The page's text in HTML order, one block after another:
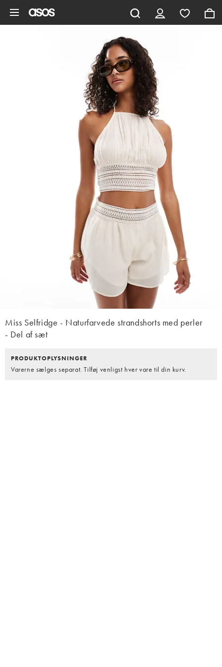
Miss Selfridge - Naturfarvede strandshorts med perler
- Del af sæt
PRODUKTOPLYSNINGER
Varerne sælges separat. Tilføj venligst hver vare til din kurv.